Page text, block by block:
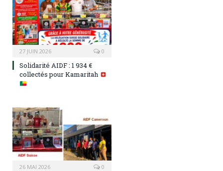
27 JUIN 2026 0
Solidarité AIDF : 1 934 €
collectés pour Kamaritah
26 MAI 2026 0